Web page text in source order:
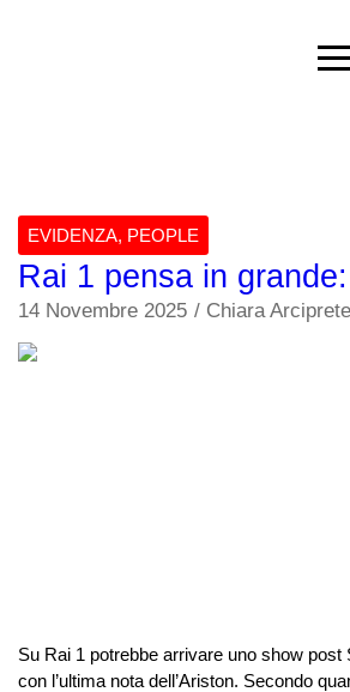
EVIDENZA, PEOPLE
Rai 1 pensa in
14 Novembre 2025 / Chiara Arciprete
Su Rai 1 potrebbe arrivare uno show
con l’ultima nota dell’Ariston. Secondo